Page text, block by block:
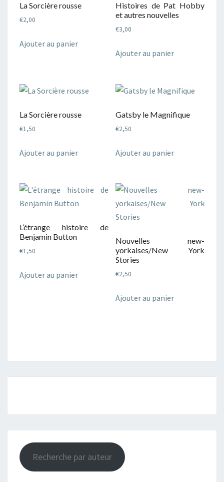
La Sorcière rousse
€2,00
Ajouter au panier
Histoires de Pat Hobby
et autres nouvelles
€3,00
Ajouter au panier
La Sorcière rousse
€1,50
Ajouter au panier
Gatsby le Magnifique
€2,50
Ajouter au panier
L’étrange histoire de
Benjamin Button
€1,50
Ajouter au panier
Nouvelles new-
yorkaises/New York
Stories
€2,50
Ajouter au panier
Recherche par auteur